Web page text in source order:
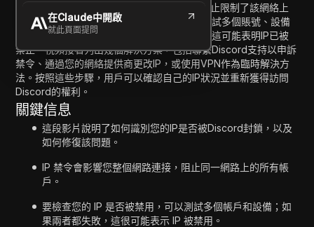
在Claude中開啟
就此頁面提問
區別，指出雖然單個賬號可能被封鎖，但IP禁止限制了該網絡上
所有賬號的訪問。為了診斷問題，用戶可以測試多個賬號、設備
或切換網絡。如果所有測試中問題仍然存在，這可能表明IP已被
禁止。視頻接著列出幾個解決方案，包括聯繫Discord支持以申訴
禁令、通過您的網絡提供商更改IP，或使用VPN作為臨時解決方
法。按照這些步驟，用戶可以確認自己的IP狀況並重新獲得訪問
Discord的權利。
關鍵信息
這段影片說明了如何識別您的IP是否被Discord封鎖，以及
如何修復該問題。
IP 禁令會影響您整個網路連接，阻止同一網路上的所有帳
戶。
要檢查您的 IP 是否被禁用，可以測試多個帳戶和設備；如
果兩者都失敗，這很可能表示 IP 被禁用。